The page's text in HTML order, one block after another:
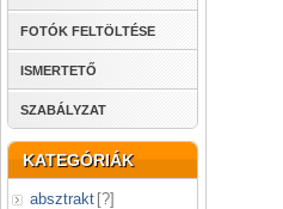
FOTÓK FELTÖLTÉSE
ISMERTETŐ
SZABÁLYZAT
KATEGÓRIÁK
absztrakt [?]